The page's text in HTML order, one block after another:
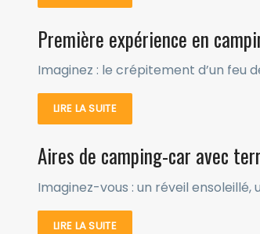
Première expérience en
Imaginez : le crépitement d’un feu
LIRE LA SUITE
Aires de camping-car avec
Imaginez-vous : un réveil
LIRE LA SUITE